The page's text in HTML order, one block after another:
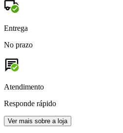
Entrega
No prazo
Atendimento
Responde rápido
Ver mais sobre a loja